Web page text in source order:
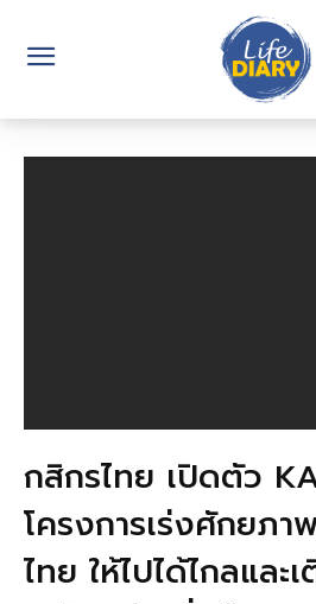
กสิกรไทย เปิดตัว
โครงการเร่งศักยภ
ไทย ให้ไปได้ไกลและ